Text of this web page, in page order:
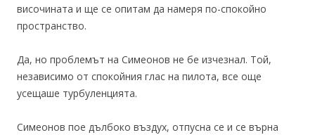
височината и ще се опитам да намеря по-спокойно
пространство.
Да, но проблемът на Симеонов не бе изчезнал. Той,
независимо от спокойния глас на пилота, все още
усещаше турбуленцията.
Симеонов пое дълбоко въздух, отпусна се и се върна